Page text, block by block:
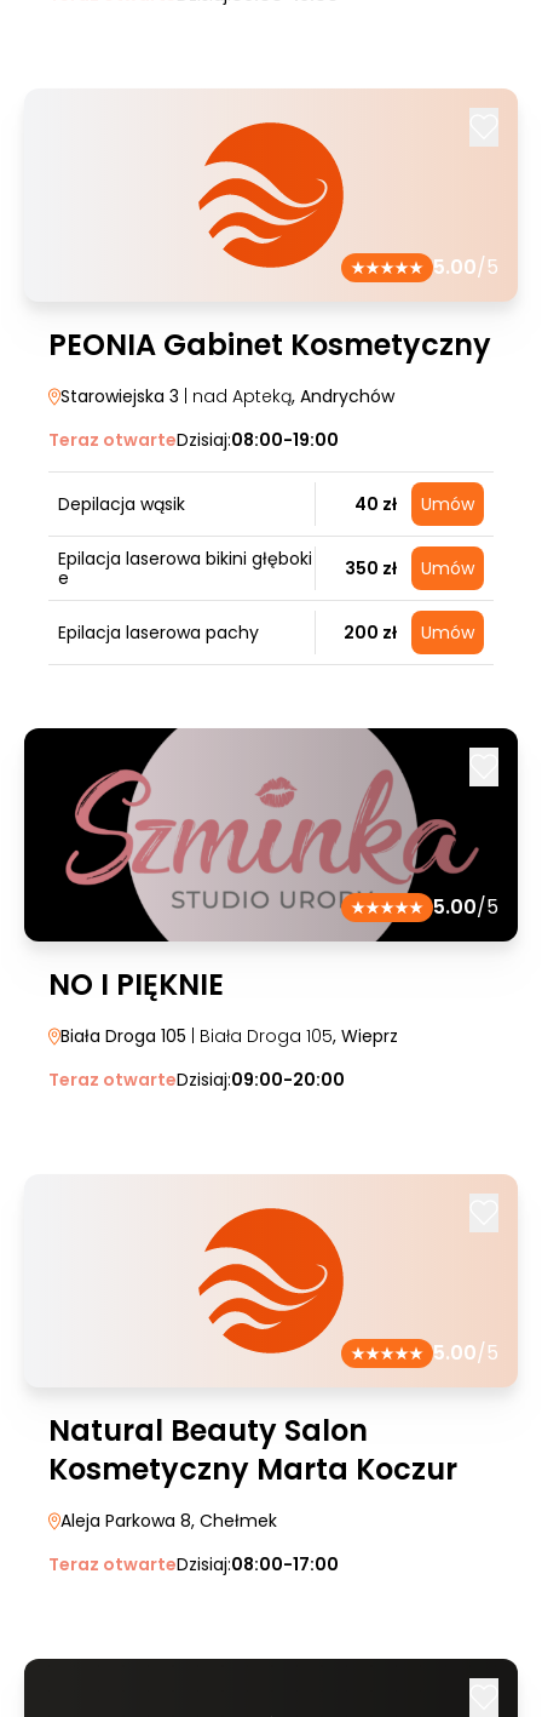
5.00/5
PEONIA Gabinet Kosmetyczny
Starowiejska 3 | nad Apteką, Andrychów
Teraz otwarteDzisiaj:08:00-19:00
Depilacja wąsik 40 zł Umów
Epilacja laserowa bikini głęboki
e
350 zł Umów
Epilacja laserowa pachy 200 zł Umów
5.00/5
NO I PIĘKNIE
Biała Droga 105 | Biała Droga 105, Wieprz
Teraz otwarteDzisiaj:09:00-20:00
5.00/5
Natural Beauty Salon
Kosmetyczny Marta Koczur
Aleja Parkowa 8, Chełmek
Teraz otwarteDzisiaj:08:00-17:00